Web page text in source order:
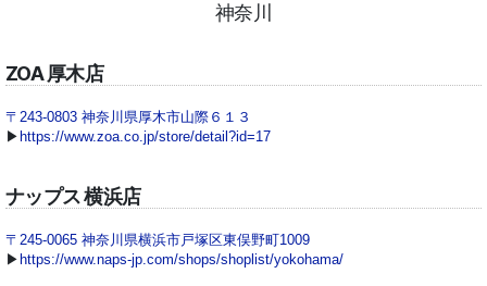
神奈川
ZOA 厚木店
〒243-0803 神奈川県厚木市山際６１３
▶ https://www.zoa.co.jp/store/detail?id=17
ナップス 横浜店
〒245-0065 神奈川県横浜市戸塚区東俣野町1009
▶ https://www.naps-jp.com/shops/shoplist/yokohama/